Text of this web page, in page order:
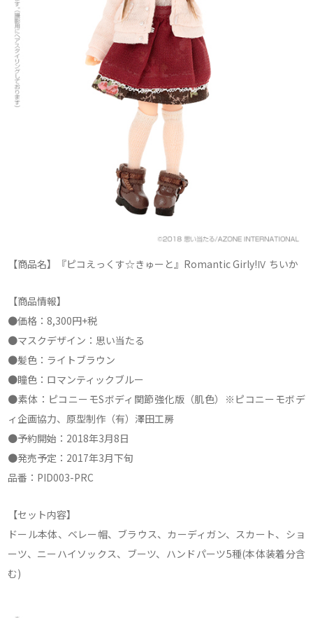
【商品名】『ピコえっくす☆きゅーと』Romantic Girly!Ⅳ ちいか
【商品情報】
●価格：8,300円+税
●マスクデザイン：思い当たる
●髪色：ライトブラウン
●瞳色：ロマンティックブルー
●素体：ピコニーモSボディ関節強化版（肌色）※ピコニーモボデ
ィ企画協力、原型制作（有）澤田工房
●予約開始：2018年3月8日
●発売予定：2017年3月下旬
品番：PID003-PRC
【セット内容】
ドール本体、ベレー帽、ブラウス、カーディガン、スカート、ショ
ーツ、ニーハイソックス、ブーツ、ハンドパーツ5種(本体装着分含
む)